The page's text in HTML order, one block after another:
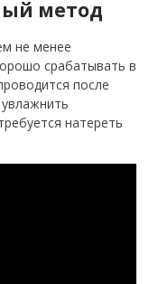
метод
не менее
срабатывать в
после
натереть